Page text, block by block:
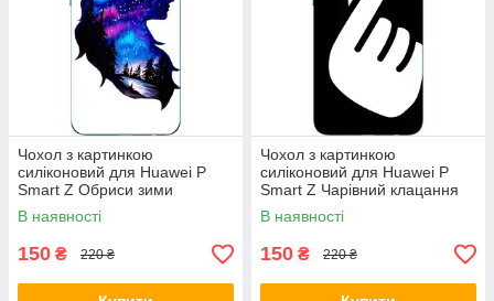
Чохол з картинкою
силіконовий для Huawei P
Smart Z Обриси зими
В наявності
150 ₴ 220 ₴
Чохол з картинкою
силіконовий для Huawei P
Smart Z Чарівний клацання
В наявності
150 ₴ 220 ₴